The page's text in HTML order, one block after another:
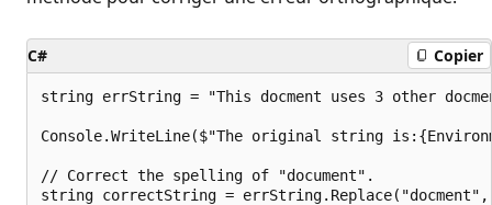
C# Copier
string errString = "This docment uses 3 other
Console.WriteLine($"The original string
// Correct the spelling of "document".
string correctString = errString.Replace("docment",